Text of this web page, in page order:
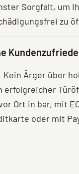
Sorgfalt, um
zu
Kein Ärger über
erfolgreicher
Ort in bar, mit
oder mit